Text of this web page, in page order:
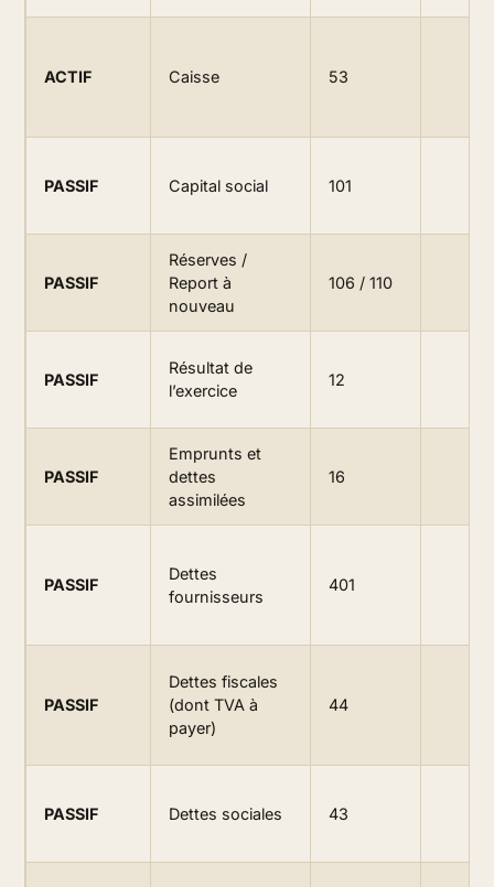
ACTIF Caisse 53
PASSIF Capital social 101
PASSIF
Réserves /
Report à
nouveau
106 / 110
PASSIF
Résultat de
l’exercice
12
PASSIF
Emprunts et
dettes
assimilées
16
PASSIF
Dettes
fournisseurs
401
PASSIF
Dettes fiscales
(dont TVA à
payer)
44
PASSIF Dettes sociales 43